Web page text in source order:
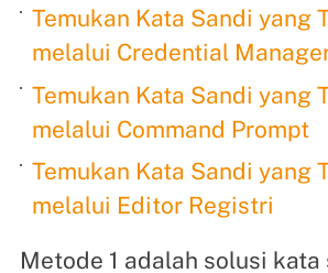
Temukan Kata Sandi yang
melalui Credential
Temukan Kata Sandi yang
melalui Command Prompt
Temukan Kata Sandi yang
melalui Editor Registri
Metode 1 adalah solusi kata